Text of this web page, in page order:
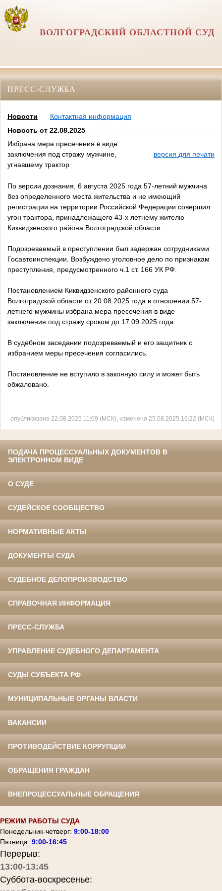
ВОЛГОГРАДСКИЙ ОБЛАСТНОЙ СУД
ПРЕСС-СЛУЖБА
Новости
Контактная информация
Новость от 22.08.2025
Избрана мера пресечения в виде
заключения под стражу мужчине,
угнавшему трактор
версия для печати
По версии дознания, 6 августа 2025 года 57-летний мужчина
без определенного места жительства и не имеющий
регистрации на территории Российской Федерации совершил
угон трактора, принадлежащего 43-х летнему жителю
Киквидзенского района Волгоградской области.
Подозреваемый в преступлении был задержан сотрудниками
Госавтоинспекции. Возбуждено уголовное дело по признакам
преступления, предусмотренного ч.1 ст. 166 УК РФ.
Постановлением Киквидзенского районного суда
Волгоградской области от 20.08.2025 года в отношении 57-
летнего мужчины избрана мера пресечения в виде
заключения под стражу сроком до 17.09.2025 года.
В судебном заседании подозреваемый и его защитник с
избранием меры пресечения согласились.
Постановление не вступило в законную силу и может быть
обжаловано.
опубликовано 22.08.2025 11:09 (МСК), изменено 25.08.2025 16:22 (МСК)
ПОДАЧА ПРОЦЕССУАЛЬНЫХ ДОКУМЕНТОВ В
ЭЛЕКТРОННОМ ВИДЕ
О СУДЕ
СУДЕЙСКОЕ СООБЩЕСТВО
НОРМАТИВНЫЕ АКТЫ
ДОКУМЕНТЫ СУДА
СУДЕБНОЕ ДЕЛОПРОИЗВОДСТВО
СПРАВОЧНАЯ ИНФОРМАЦИЯ
ПРЕСС-СЛУЖБА
УПРАВЛЕНИЕ СУДЕБНОГО ДЕПАРТАМЕНТА
СУДЫ СУБЪЕКТА РФ
МУНИЦИПАЛЬНЫЕ ОРГАНЫ ВЛАСТИ
ВАКАНСИИ
ПРОТИВОДЕЙСТВИЕ КОРРУПЦИИ
ОБРАЩЕНИЯ ГРАЖДАН
ВНЕПРОЦЕССУАЛЬНЫЕ ОБРАЩЕНИЯ
РЕЖИМ РАБОТЫ СУДА
Понедельник-четверг: 9:00-18:00
Пятница: 9:00-16:45
Перерыв:
13:00-13:45
Суббота-воскресенье: